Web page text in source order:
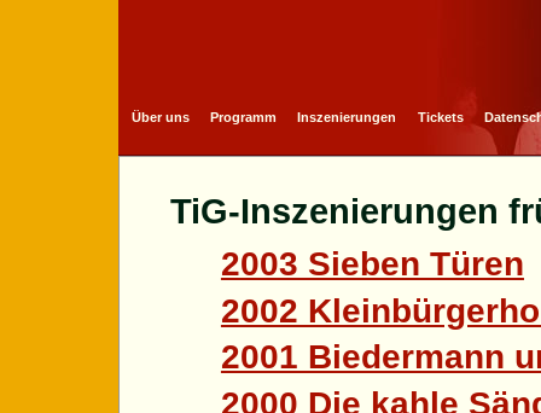
Über uns Programm Inszenierungen Tickets
TiG-Inszenierungen
2003 Sieben Türen
2002
2001 Biedermann
2000 Die kahle